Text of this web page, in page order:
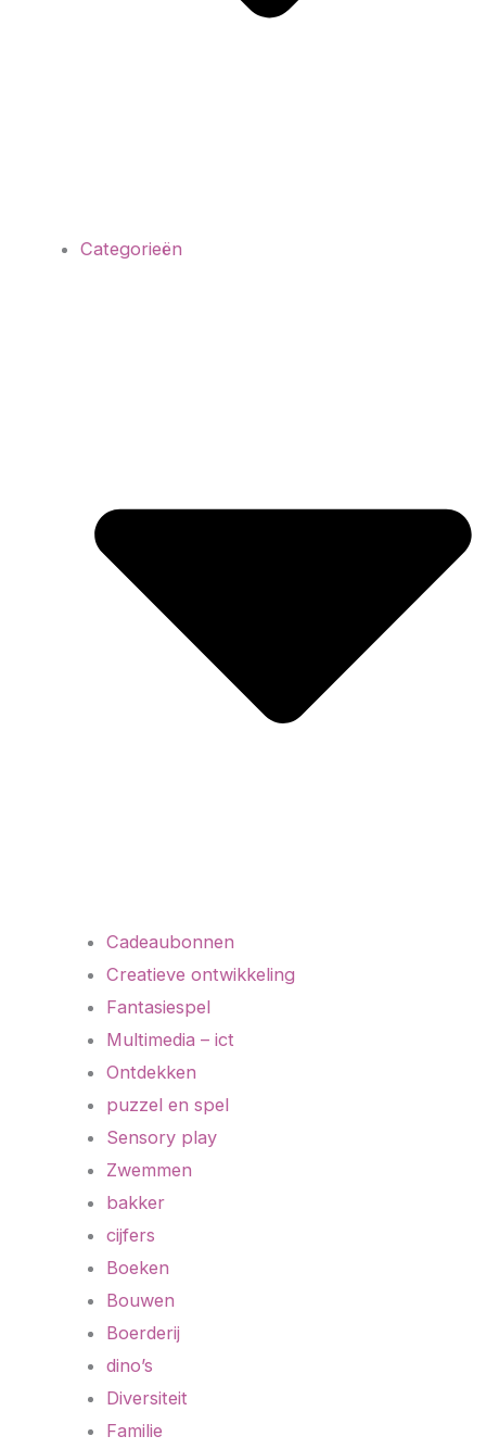
Categorieën
Cadeaubonnen
Creatieve ontwikkeling
Fantasiespel
Multimedia – ict
Ontdekken
puzzel en spel
Sensory play
Zwemmen
bakker
cijfers
Boeken
Bouwen
Boerderij
dino’s
Diversiteit
Familie